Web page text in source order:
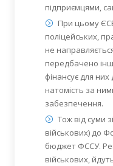
підприємцями,
При цьому
поліцейських,
не
передбачено
фінансує для
натомість за
забезпечення.
Тож від суми
військових) до
бюджет ФССУ.
військових,